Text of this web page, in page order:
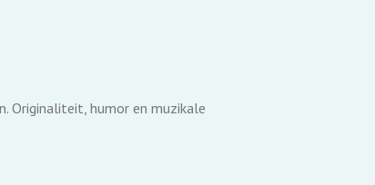
Originaliteit, humor en muzikale